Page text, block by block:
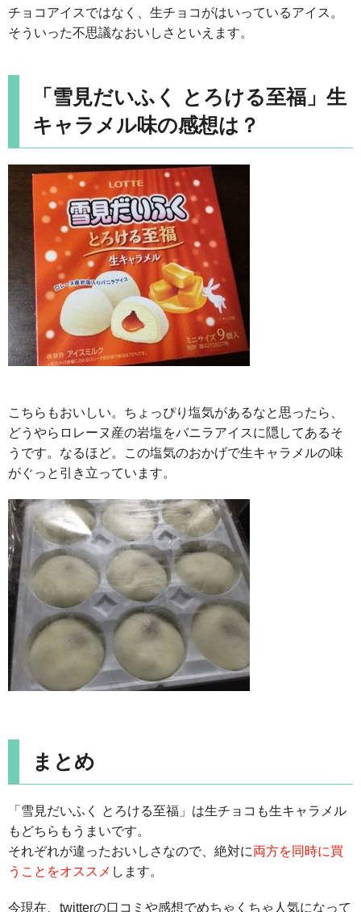
チョコアイスではなく、生チョコがはいっているアイス。
そういった不思議なおいしさといえます。
「雪見だいふく とろける至福」生
キャラメル味の感想は？
こちらもおいしい。ちょっぴり塩気があるなと思ったら、
どうやらロレーヌ産の岩塩をバニラアイスに隠してあるそ
うです。なるほど。この塩気のおかげで生キャラメルの味
がぐっと引き立っています。
まとめ
「雪見だいふく とろける至福」は生チョコも生キャラメル
もどちらもうまいです。
それぞれが違ったおいしさなので、絶対に両方を同時に買
うことをオススメ します。
今現在、twitterの口コミや感想でめちゃくちゃ人気になって